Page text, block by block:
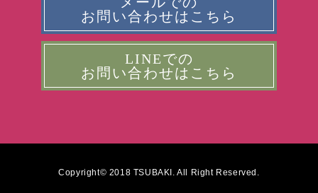
お問い合わせはこちら
LINEでの
お問い合わせはこちら
Copyright© 2018 TSUBAKI. All Right Reserved.